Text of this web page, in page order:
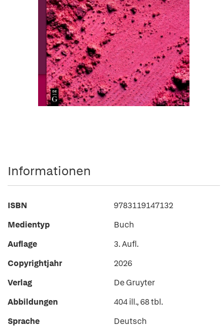
Informationen
ISBN
9783119147132
Medientyp
Buch
Auflage
3. Aufl.
Copyrightjahr
2026
Verlag
De Gruyter
Abbildungen
404 ill., 68 tbl.
Sprache
Deutsch